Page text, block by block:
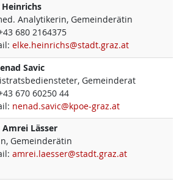
Heinrichs
Analytikerin, Gemeinderätin
680 2164375
elke.heinrichs@stadt.graz.at
Savic
Gemeinderat
670 60250 44
nenad.savic@kpoe-graz.at
Amrei Lässer
Gemeinderätin
amrei.laesser@stadt.graz.at